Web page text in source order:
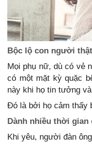
Bộc lộ con người
Mọi phụ nữ, dù có vẻ
có một mặt kỳ quặc
này khi họ tin tưởng
Đó là bởi họ cảm thấy
Dành nhiều thời gian
Khi yêu, người đàn